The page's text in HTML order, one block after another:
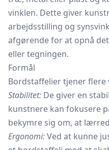
vinklen. Dette giver
arbejdsstilling og
afgørende for at opnå
eller tegningen.
Formål
Bordstaffelier tjener flere
Stabilitet: De giver en
kunstnere kan fokusere
bekymre sig om, at
Ergonomi:Ved at kunne